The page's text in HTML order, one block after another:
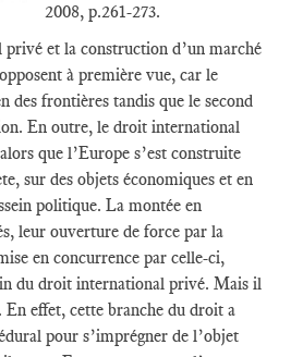
2008, p.261-273.
et la construction d’un marché
à première vue, car le
des frontières tandis que le second
En outre, le droit international
que l’Europe s’est construite
sur des objets économiques et en
politique. La montée en
leur ouverture de force par la
en concurrence par celle-ci,
du droit international privé. Mais il
effet, cette branche du droit a
pour s’imprégner de l’objet